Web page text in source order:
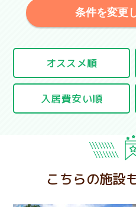
条件を変更
オススメ順
入居費安い順
こちらの施設